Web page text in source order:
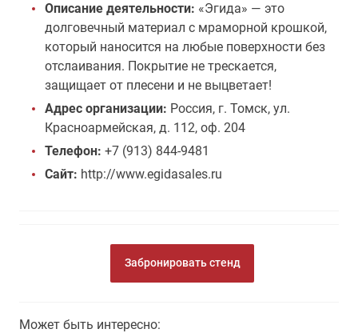
Описание деятельности: «Эгида» — это
долговечный материал с мраморной крошкой,
который наносится на любые поверхности без
отслаивания. Покрытие не трескается,
защищает от плесени и не выцветает!
Адрес организации: Россия, г. Томск, ул.
Красноармейская, д. 112, оф. 204
Телефон: +7 (913) 844-9481
Сайт: http://www.egidasales.ru
Забронировать стенд
Может быть интересно: